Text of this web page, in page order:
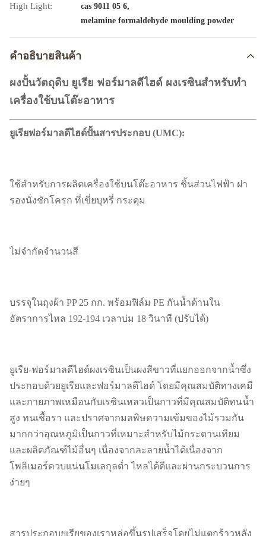
High Light:
cas 9011 05 6,
melamine formaldehyde moulding powder
คําอธิบายสินค้า
ผงปั้นวัตถุดิบ ยูเรีย ฟอร์มาลดีไฮด์ ผงเรซินสำหรับทำ
เครื่องใช้บนโต๊ะอาหาร
ยูเรียฟอร์มาลดีไฮด์ปั้นสารประกอบ (UMC):
ใช้สำหรับการผลิตเครื่องใช้บนโต๊ะอาหาร ชิ้นส่วนไฟฟ้า ฝา
รองนั่งชักโครก ที่เขี่ยบุหรี่ กระดุม
ไม่จำกัดจำนวนสี
บรรจุในถุงผ้า PP 25 กก. พร้อมฟิล์ม PE กันน้ำด้านใน
อัตราการไหล 192-194 เวลาบ่ม 18 วินาที (ปรับได้)
ยูเรีย-ฟอร์มาลดีไฮด์ผงเรซินเป็นผงสีขาวที่แยกออกจากน้ำซึ่ง
ประกอบด้วยยูเรียและฟอร์มาลดีไฮด์ โดยมีคุณสมบัติทางเคมี
และกายภาพเหมือนกับเรซินเหลวเป็นกาวที่มีคุณสมบัติทนน้ำ
สูง ทนเชื้อรา และปราศจากมลพิษความเข้มของไม้รวมกัน
มากกว่าอุณหภูมิเป็นกาวที่เหมาะสำหรับไม้กระดานเทียม
และผลิตภัณฑ์ไม้อื่นๆ เนื่องจากละลายน้ำได้เนื่องจาก
โพลิเมอร์ควบแน่นโมเลกุลต่ำ ไหลได้ดีและผ่านกระบวนการ
ง่ายๆ
สารประกอบยูเรียของเราหล่อขึ้นรูปเสร็จโดยไม่แตกร้าวหลัง